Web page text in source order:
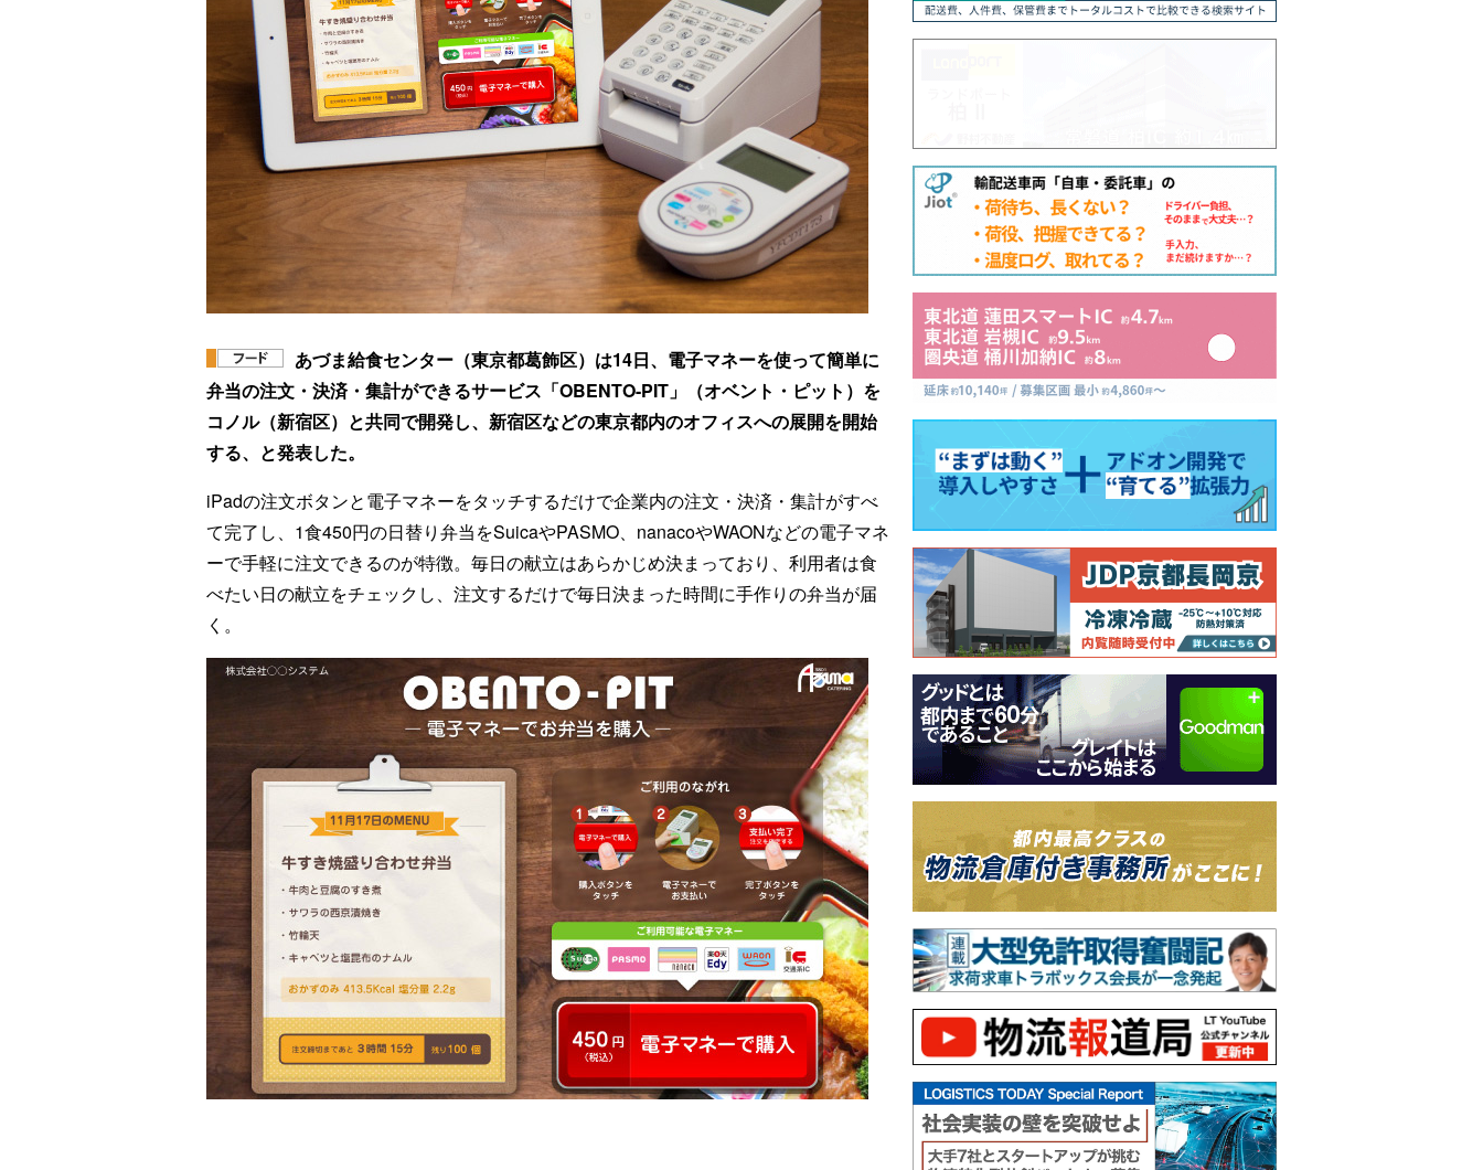
あづま給食センター（東京都葛飾区）は14日、電子マネーを使って簡単に
弁当の注文・決済・集計ができるサービス「OBENTO-PIT」（オベント・ピット）を
コノル（新宿区）と共同で開発し、新宿区などの東京都内のオフィスへの展開を開始
する、と発表した。
iPadの注文ボタンと電子マネーをタッチするだけで企業内の注文・決済・集計がすべ
て完了し、1食450円の日替り弁当をSuicaやPASMO、nanacoやWAONなどの電子マネ
ーで手軽に注文できるのが特徴。毎日の献立はあらかじめ決まっており、利用者は食
べたい日の献立をチェックし、注文するだけで毎日決まった時間に手作りの弁当が届
く。